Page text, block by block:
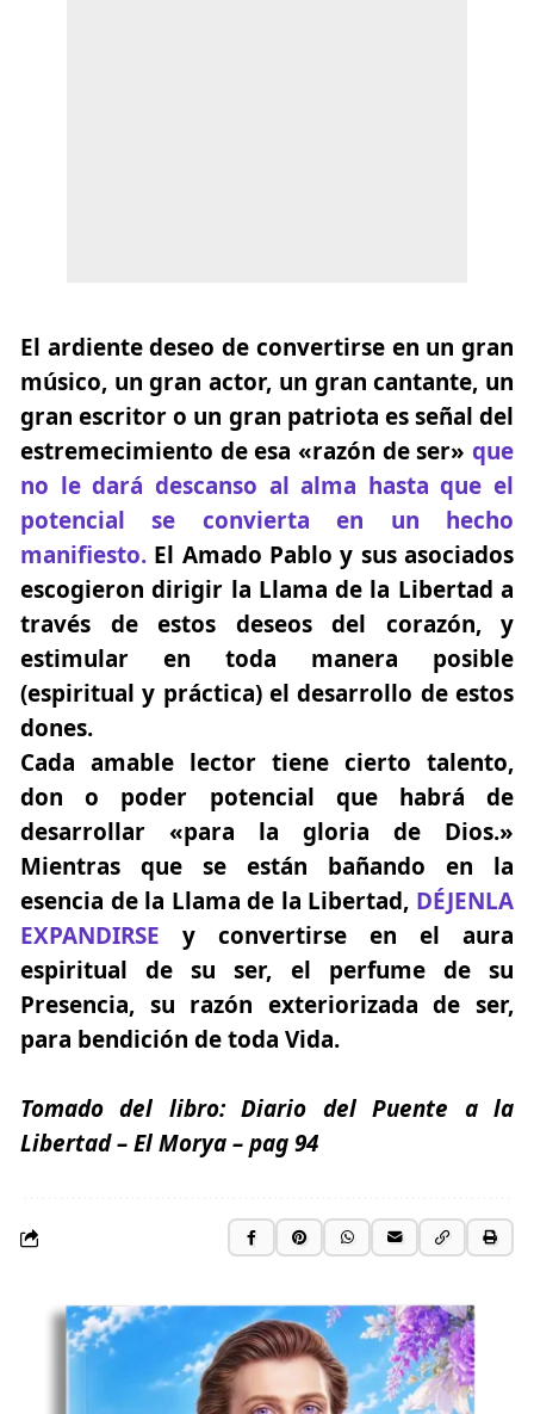
El ardiente deseo de convertirse en un gran
músico, un gran actor, un gran cantante, un
gran escritor o un gran patriota es señal del
estremecimiento de esa «razón de ser» que
no le dará descanso al alma hasta que el
potencial se convierta en un hecho
manifiesto. El Amado Pablo y sus asociados
escogieron dirigir la Llama de la Libertad a
través de estos deseos del corazón, y
estimular en toda manera posible
(espiritual y práctica) el desarrollo de estos
dones.
Cada amable lector tiene cierto talento,
don o poder potencial que habrá de
desarrollar «para la gloria de Dios.»
Mientras que se están bañando en la
esencia de la Llama de la Libertad, DÉJENLA
EXPANDIRSE y convertirse en el aura
espiritual de su ser, el perfume de su
Presencia, su razón exteriorizada de ser,
para bendición de toda Vida.
Tomado del libro:Diario del Puente a la
Libertad– El Morya– pag 94